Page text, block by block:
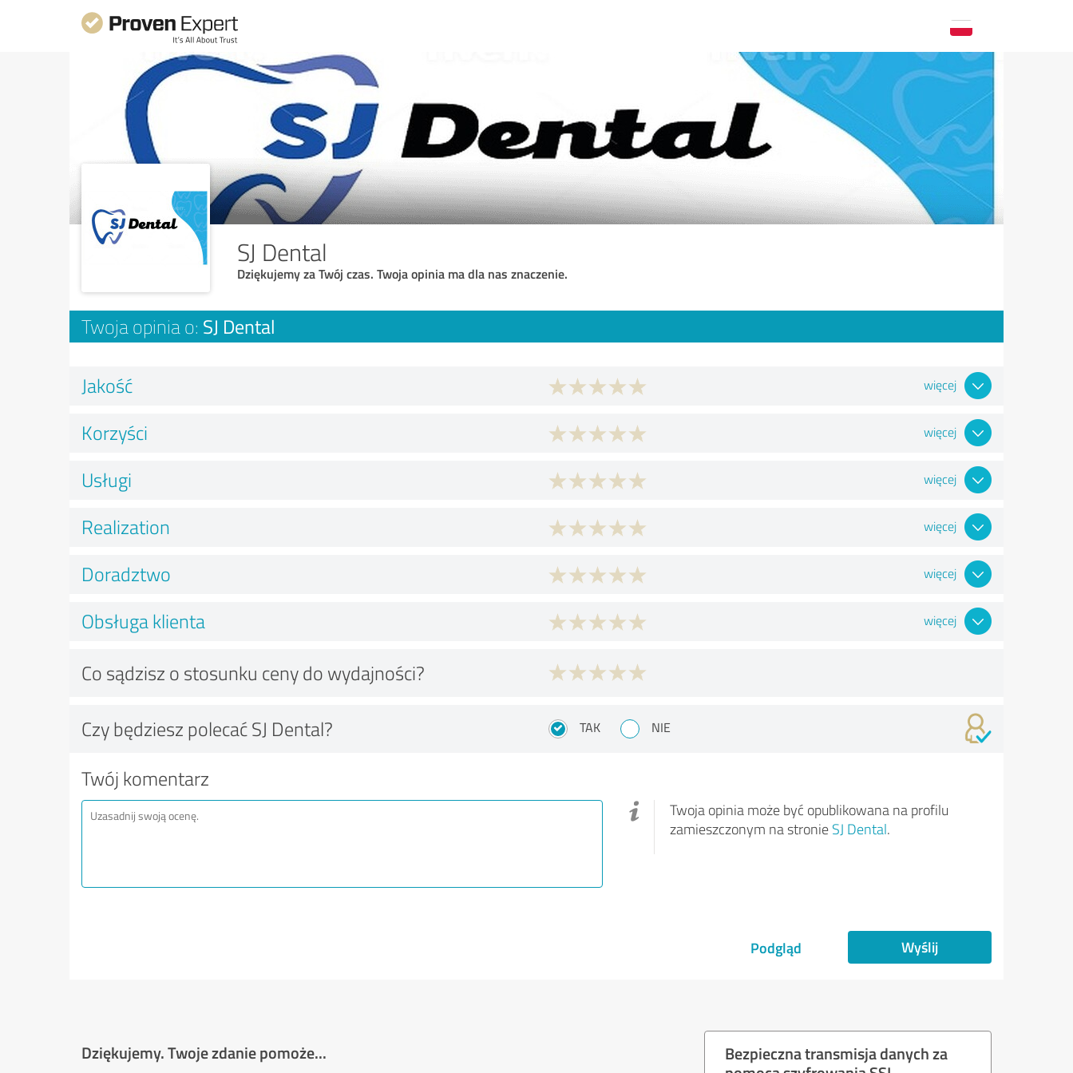
SJ Dental
Dziękujemy za Twój czas. Twoja opinia ma dla nas znaczenie.
Twoja opinia o: SJ Dental
Jakość więcej
Korzyści więcej
Usługi więcej
Realization więcej
Doradztwo więcej
Obsługa klienta więcej
Co sądzisz o stosunku ceny do wydajności?
Czy będziesz polecać SJ Dental? TAK NIE
Twój komentarz
Twoja opinia może być opublikowana na profilu
zamieszczonym na stronie SJ Dental.
Podgląd Wyślij
Dziękujemy. Twoje zdanie pomoże...
Bezpieczna transmisja danych za